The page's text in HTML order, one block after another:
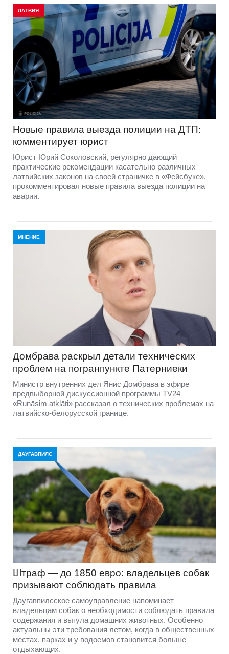
ЛАТВИЯ
Новые правила выезда полиции на ДТП:
комментирует юрист
Юрист Юрий Соколовский, регулярно дающий
практические рекомендации касательно различных
латвийских законов на своей страничке в «Фейсбуке»,
прокомментировал новые правила выезда полиции на
аварии.
МНЕНИЕ
Домбравa раскрыл детали технических
проблем на погранпункте Патерниеки
Министр внутренних дел Янис Домбрава в эфире
предвыборной дискуссионной программы TV24
«Runāsim atklāti» рассказал о технических проблемах на
латвийско-белорусской границе.
ДАУГАВПИЛС
Штраф — до 1850 евро: владельцев собак
призывают соблюдать правила
Даугавпилсское самоуправление напоминает
владельцам собак о необходимости соблюдать правила
содержания и выгула домашних животных. Особенно
актуальны эти требования летом, когда в общественных
местах, парках и у водоемов становится больше
отдыхающих.